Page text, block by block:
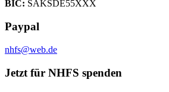
BIC: SAKSDE55XXX
Paypal
nhfs@web.de
Jetzt für NHFS spenden